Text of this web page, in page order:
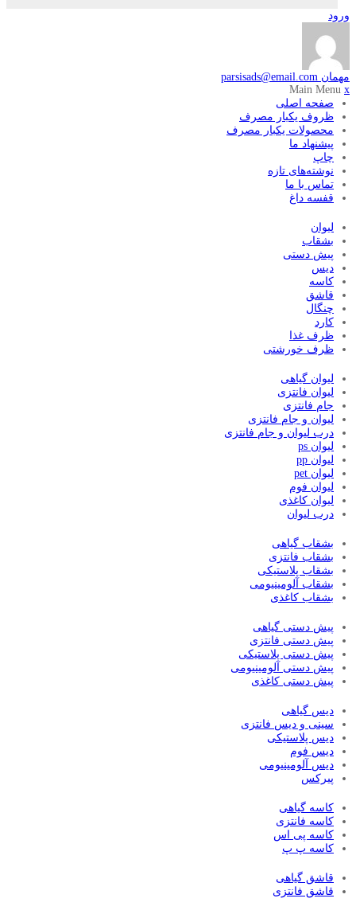
ورود
مهمان parsisads@email.com
Main Menu x
صفحه اصلی
ظروف یکبار مصرف
محصولات یکبار مصرف
پیشنهاد ما
چاپ
نوشته‌های تازه
تماس با ما
قفسه داغ
لیوان
بشقاب
پیش دستی
دیس
کاسه
قاشق
چنگال
کارد
ظرف غذا
ظرف خورشتی
لیوان گیاهی
لیوان فانتزی
جام فانتزی
لیوان و جام فانتزی
درب لیوان و جام فانتزی
لیوان ps
لیوان pp
لیوان pet
لیوان فوم
لیوان کاغذی
درب لیوان
بشقاب گیاهی
بشقاب فانتزی
بشقاب پلاستیکی
بشقاب آلومینیومی
بشقاب کاغذی
پیش دستی گیاهی
پیش دستی فانتزی
پیش دستی پلاستیکی
پیش دستی آلومینیومی
پیش دستی کاغذی
دیس گیاهی
سینی و دیس فانتزی
دیس پلاستیکی
دیس فوم
دیس آلومینیومی
پیرکس
کاسه گیاهی
کاسه فانتزی
کاسه پی اس
کاسه پ پ
قاشق گیاهی
قاشق فانتزی